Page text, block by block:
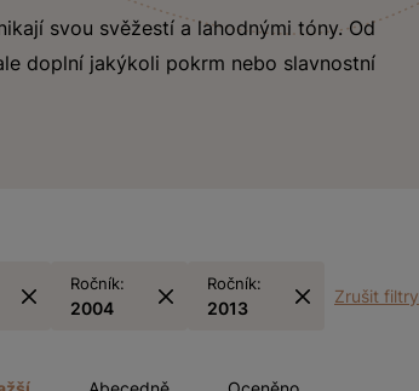
svou svěžestí a lahodnými tóny. Od
doplní jakýkoli pokrm nebo slavnostní
Ročník:
2004
Ročník:
2013
Zrušit filtry